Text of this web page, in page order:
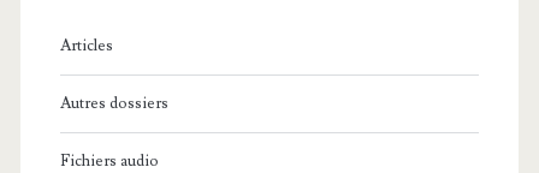
:
Articles
Autres dossiers
Fichiers audio